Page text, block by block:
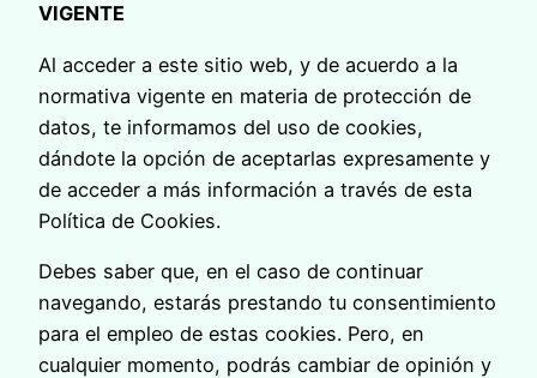
VIGENTE
Al acceder a este sitio web, y de acuerdo a la
normativa vigente en materia de protección de
datos, te informamos del uso de cookies,
dándote la opción de aceptarlas expresamente y
de acceder a más información a través de esta
Política de Cookies.
Debes saber que, en el caso de continuar
navegando, estarás prestando tu consentimiento
para el empleo de estas cookies. Pero, en
cualquier momento, podrás cambiar de opinión y